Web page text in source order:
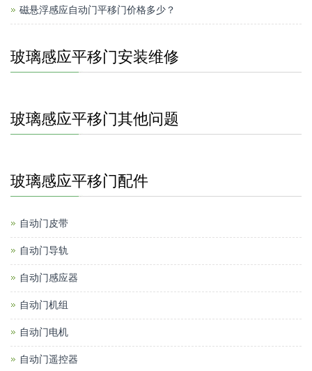
磁悬浮感应自动门平移门价格多少？
玻璃感应平移门安装维修
玻璃感应平移门其他问题
玻璃感应平移门配件
自动门皮带
自动门导轨
自动门感应器
自动门机组
自动门电机
自动门遥控器